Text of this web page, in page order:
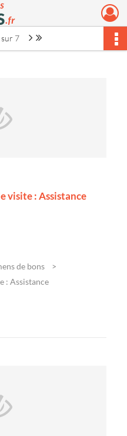
d'Alès
sur 7 Page suivante : 1/7
visite : Assistance
de bons
: Assistance